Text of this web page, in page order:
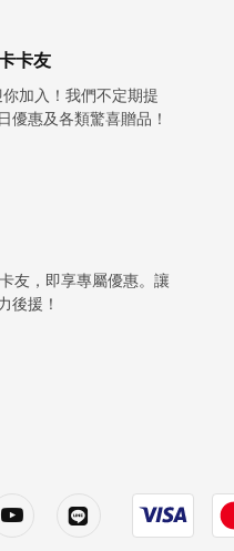
卡友
加入！我們不定期提
優惠及各類驚喜贈品！
友，即享專屬優惠。讓
後援！